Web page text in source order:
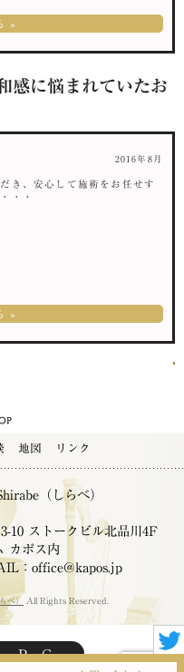
»
感に悩まれていたお
2016年8月
き、安心して施術をお任せす
・・
»
地図 リンク
（しらべ）
10 ストークビル北品川4F
カポス内
：office@kapos.jp
べ） All Rights Reserved.
P C